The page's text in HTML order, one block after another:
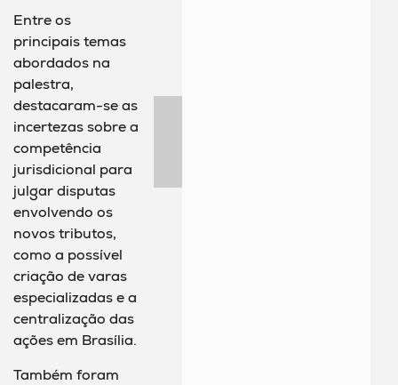
Entre os
principais temas
abordados na
palestra,
destacaram-se as
incertezas sobre a
competência
jurisdicional para
julgar disputas
envolvendo os
novos tributos,
como a possível
criação de varas
especializadas e a
centralização das
ações em Brasília.
Também foram